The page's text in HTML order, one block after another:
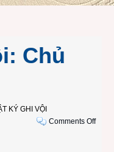
Chủ
KÝ GHI VỘI
Comments Offon